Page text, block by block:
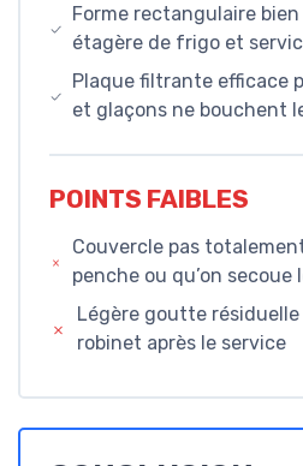
Forme rectangulaire
étagère de frigo et
Plaque filtrante efficace
et glaçons ne bouchent
POINTS FAIBLES
Couvercle pas
penche ou qu’on secoue
Légère goutte
robinet après le service